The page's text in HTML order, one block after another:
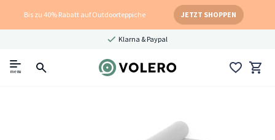
Bis zu 40% Rabatt auf Outdoorteppiche JETZT SHOPPEN
Klarna & Paypal
menu